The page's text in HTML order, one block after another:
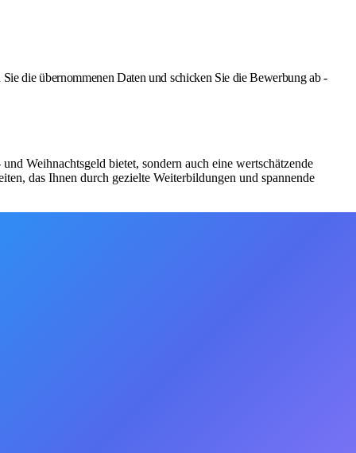
die übernommenen Daten und schicken Sie die Bewerbung ab -
Weihnachtsgeld bietet, sondern auch eine wertschätzende
das Ihnen durch gezielte Weiterbildungen und spannende